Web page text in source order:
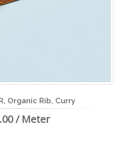
Organic Rib, Curry
/ Meter